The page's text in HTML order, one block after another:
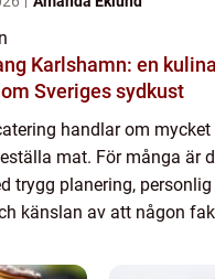
Karlshamn: en
Sveriges sydkust
handlar om mycket
mat. För många är
trygg planering, personlig
känslan av att någon
har Kocken och